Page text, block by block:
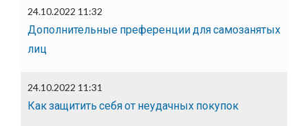
24.10.2022 11:32
Дополнительные преференции для самозанятых
лиц
24.10.2022 11:31
Как защитить себя от неудачных покупок